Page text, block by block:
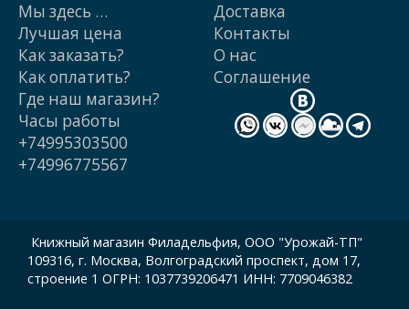
Мы здесь …
Лучшая цена
Как заказать?
Как оплатить?
Доставка
Контакты
О нас
Cоглашение
Где наш магазин?
Часы работы
+74995303500
+74996775567
Книжный магазин Филадельфия, ООО "Урожай-ТП"
109316, г. Москва, Волгоградский проспект, дом 17,
строение 1 ОГРН: 1037739206471 ИНН: 7709046382